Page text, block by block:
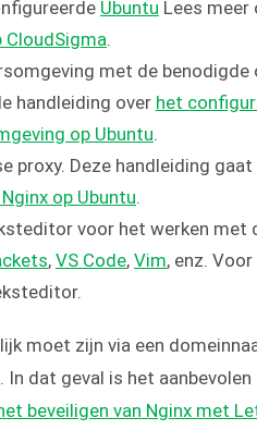
Ubuntu Lees meer
CloudSigma.
met de
handleiding over het
op Ubuntu.
proxy. Deze handleiding
op Ubuntu.
voor het werken met
, VS Code, Vim, enz.
moet zijn via een
In dat geval is het
beveiligen van Nginx met